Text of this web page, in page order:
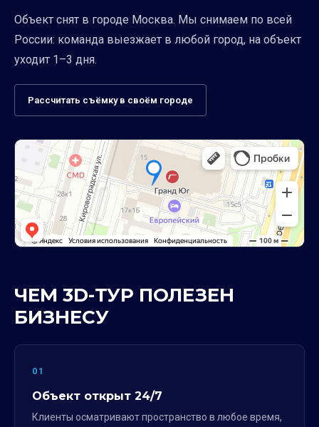
Объект снят в городе Москва. Мы снимаем по всей
России: команда выезжает в любой город, на объект
уходит 1–3 дня.
Рассчитать съёмку в своём городе
ЧЕМ 3D-ТУР ПОЛЕЗЕН
БИЗНЕСУ
01
Объект открыт 24/7
Клиенты осматривают пространство в любое время,